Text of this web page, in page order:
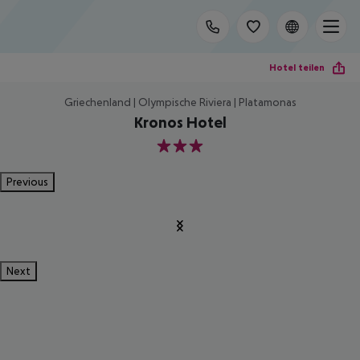
Hotel teilen
Griechenland | Olympische Riviera | Platamonas
Kronos Hotel
3
Previous
Next